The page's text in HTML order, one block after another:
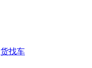
货找车